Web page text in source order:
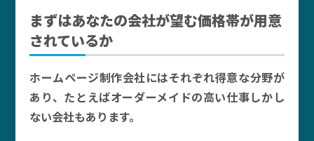
まずはあなたの会社が望む価格帯が用意
されているか
ホームページ制作会社にはそれぞれ得意な分野が
あり、たとえばオーダーメイドの高い仕事しかし
ない会社もあります。